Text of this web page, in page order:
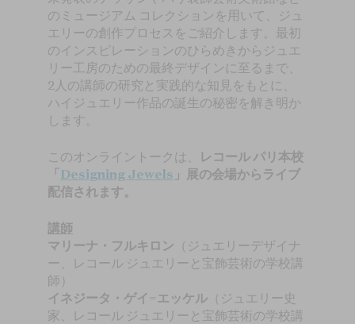
のミュージアム コレクションを用いて、ジュ
エリーの創作プロセスをご紹介します。最初
のインスピレーションのひらめきからジュエ
リー工房のための最終デザインに至るまで、
2人の講師の研究と実践的な知見をもとに、
ハイジュエリー作品の誕生の秘密を解き明か
します。
このオンライントークは、
レコール パリ本校
「 Designing Jewels 」展の会場からライブ
配信されます。
講師
マリーナ・フルキロン （ジュエリーデザイナ
ー、レコール ジュエリーと宝飾芸術の学校講
師）
イネジータ・ゲイ=エッケル （ジュエリー史
家、レコール ジュエリーと宝飾芸術の学校講